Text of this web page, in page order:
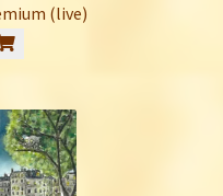
(live)